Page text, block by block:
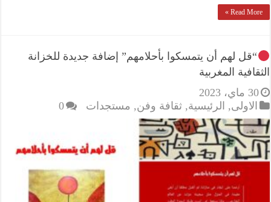
Read More »
“قل لهم أن يتمسكوا بأحلامهم” إضافة جديدة للخزانة
الثقافية المغربية
30 ماي، 2023
الاولى, الرئيسية,ثقافة وفن, مستجدات 0